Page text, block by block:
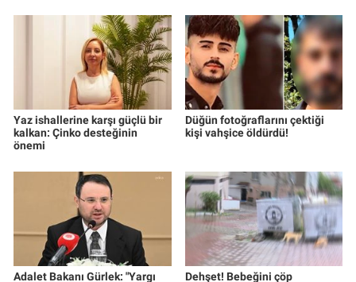
Yaz ishallerine karşı güçlü bir
kalkan: Çinko desteğinin
önemi
Düğün fotoğraflarını çektiği
kişi vahşice öldürdü!
Adalet Bakanı Gürlek: "Yargı
Dehşet! Bebeğini çöp